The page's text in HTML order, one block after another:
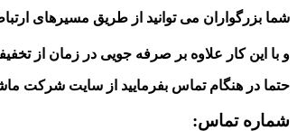
شما بزرگواران می توانید از طریق مسیرهای
و با این کار علاوه بر صرفه جویی در زمان از
حتما در هنگام تماس بفرمایید از سایت شرکت
شماره تماس: